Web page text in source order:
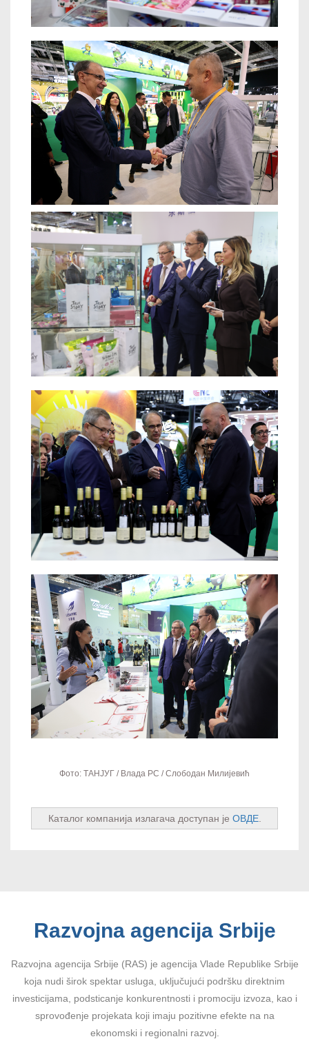
Фото: ТАНЈУГ / Влада РС / Слободан Милијевић
Каталог компанија излагача доступан је ОВДЕ.
Razvojna agencija Srbije
Razvojna agencija Srbije (RAS) je agencija Vlade Republike Srbije
koja nudi širok spektar usluga, uključujući podršku direktnim
investicijama, podsticanje konkurentnosti i promociju izvoza, kao i
sprovođenje projekata koji imaju pozitivne efekte na na
ekonomski i regionalni razvoj.